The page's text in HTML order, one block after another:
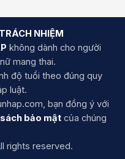
NHIỆM
không dành cho người
mang thai.
độ tuổi theo đúng quy
luật.
bạn đồng ý với
bảo mật của chúng
rights reserved.